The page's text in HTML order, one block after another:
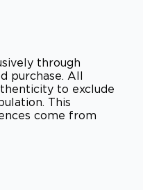
through
purchase. All
to exclude
This
come from